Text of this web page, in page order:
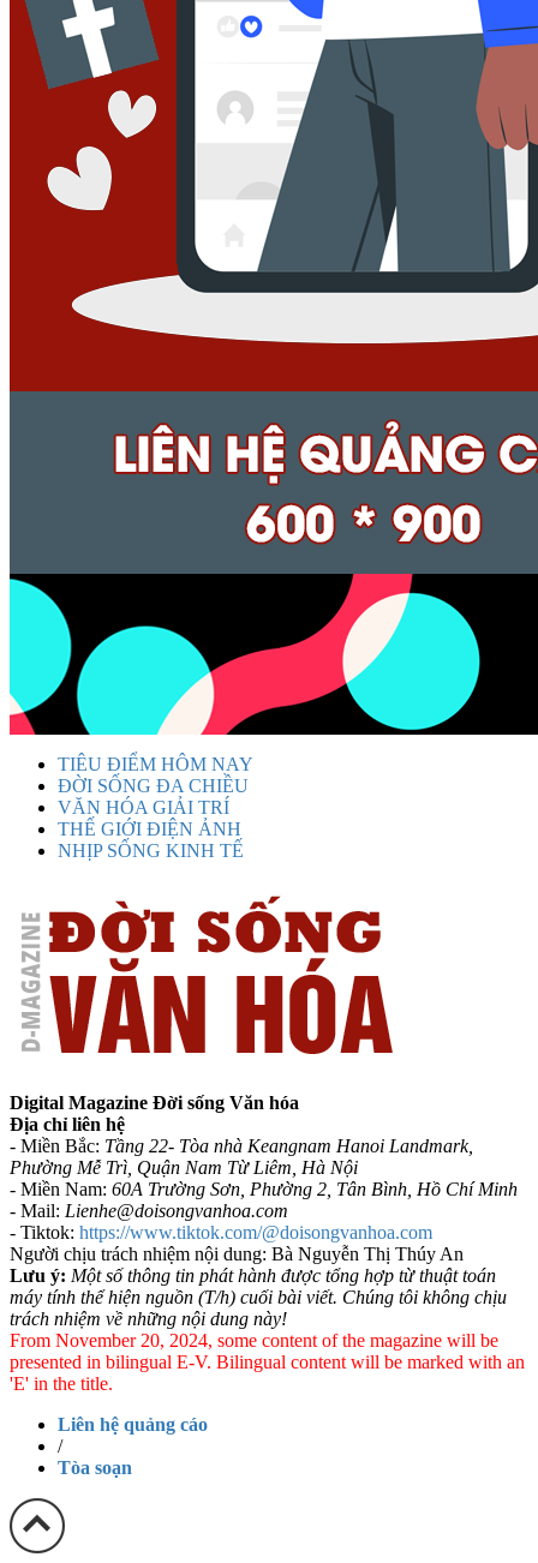
TIÊU ĐIỂM HÔM NAY
ĐỜI SỐNG ĐA CHIỀU
VĂN HÓA GIẢI TRÍ
THẾ GIỚI ĐIỆN ẢNH
NHỊP SỐNG KINH TẾ
Digital Magazine Đời sống Văn hóa
Địa chỉ liên hệ
- Miền Bắc: Tầng 22- Tòa nhà Keangnam Hanoi Landmark,
Phường Mễ Trì, Quận Nam Từ Liêm, Hà Nội
- Miền Nam: 60A Trường Sơn, Phường 2, Tân Bình, Hồ Chí Minh
- Mail: Lienhe@doisongvanhoa.com
- Tiktok: https://www.tiktok.com/@doisongvanhoa.com
Người chịu trách nhiệm nội dung: Bà Nguyễn Thị Thúy An
Lưu ý: Một số thông tin phát hành được tổng hợp từ thuật toán
máy tính thể hiện nguồn (T/h) cuối bài viết. Chúng tôi không chịu
trách nhiệm về những nội dung này!
From November 20, 2024, some content of the magazine will be
presented in bilingual E-V. Bilingual content will be marked with an
'E' in the title.
Liên hệ quảng cáo
/
Tòa soạn